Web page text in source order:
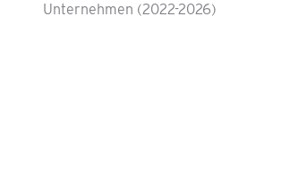
Unternehmen (2022-2026)